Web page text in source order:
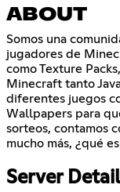
ABOUT
Somos una
jugadores de
como Texture
Minecraft tanto
diferentes juegos
Wallpapers para
sorteos, contamos
mucho más, ¿qué
Server